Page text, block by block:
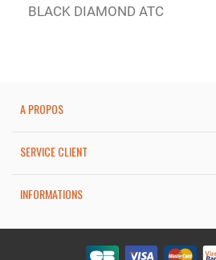
BLACK DIAMOND ATC
A PROPOS
SERVICE CLIENT
INFORMATIONS